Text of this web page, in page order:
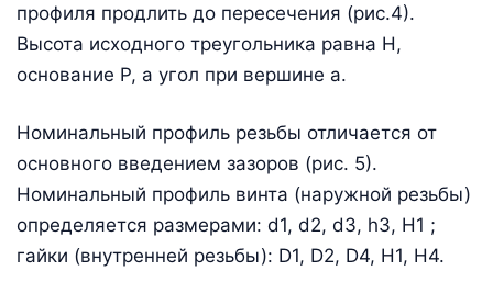
профиля продлить до пересечения (рис.4).
Высота исходного треугольника равна Н,
основание Р, а угол при вершине a.
Номинальный профиль резьбы отличается от
основного введением зазоров (рис. 5).
Номинальный профиль винта (наружной резьбы)
определяется размерами: d1, d2, d3, h3, H1 ;
гайки (внутренней резьбы): D1, D2, D4, H1, H4.